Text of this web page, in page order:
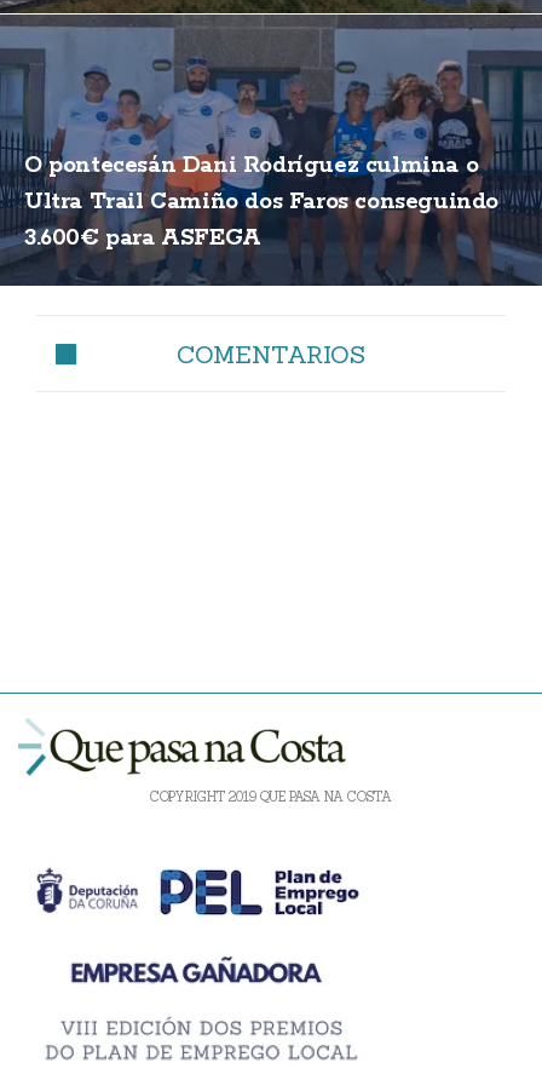
O pontecesán Dani Rodríguez culmina o
Ultra Trail Camiño dos Faros conseguindo
3.600€ para ASFEGA
COMENTARIOS
COPYRIGHT 2019 QUE PASA NA COSTA